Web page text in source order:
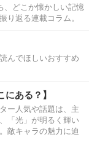
、どこか懐かしい記憶
返る連載コラム。
んでほしいおすすめ
にある？】
ー人気や話題は、主
「光」が明るく輝い
敵キャラの魅力に迫